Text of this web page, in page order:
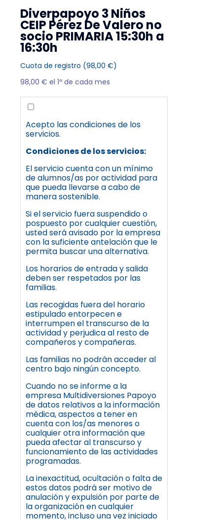
Diverpapoyo 3 Niños
CEIP Pérez De Valero no
socio PRIMARIA 15:30h a
16:30h
Cuota de registro (98,00 €)
98,00 € el 1º de cada mes
Acepto las condiciones de los
servicios.
Condiciones de los servicios:
El servicio cuenta con un mínimo
de alumnos/as por actividad para
que pueda llevarse a cabo de
manera sostenible.
Si el servicio fuera suspendido o
pospuesto por cualquier cuestión,
usted será avisado por la empresa
con la suficiente antelación que le
permita buscar una alternativa.
Los horarios de entrada y salida
deben ser respetados por las
familias.
Las recogidas fuera del horario
estipulado entorpecen e
interrumpen el transcurso de la
actividad y perjudica al resto de
compañeros y compañeras.
Las familias no podrán acceder al
centro bajo ningún concepto.
Cuando no se informe a la
empresa Multidiversiones Papoyo
de datos relativos a la información
médica, aspectos a tener en
cuenta con los/as menores o
cualquier otra información que
pueda afectar al transcurso y
funcionamiento de las actividades
programadas.
La inexactitud, ocultación o falta de
estos datos podrá ser motivo de
anulación y expulsión por parte de
la organización en cualquier
momento, incluso una vez iniciado